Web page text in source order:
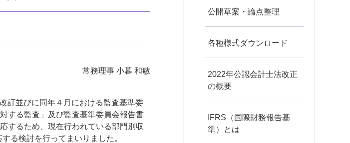
常務理事 小暮 和敏
訂並びに同年４月における監査基準委
する監査」及び監査基準委員会報告書
するため、現在行われている部門別収
る検討を行ってまいりました。
公開草案・論点整理
各種様式ダウンロード
2022年公認会計士法改正
の概要
IFRS（国際財務報告基
準）とは